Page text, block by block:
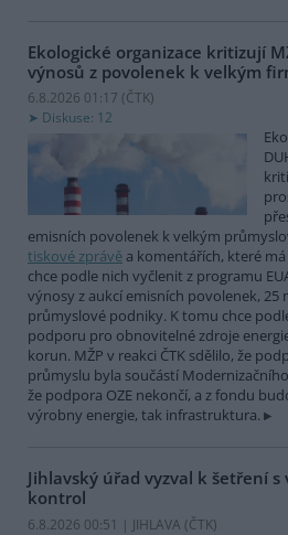
Ekologické organizace kritizují
výnosů z povolenek k velkým
6.8.2026 01:17 (ČTK)
Diskuse: 12
emisních povolenek k velkým
tiskové zprávě a komentářích, které má
chce podle nich vyčlenit z programu
výnosy z aukcí emisních povolenek,
průmyslové podniky. K tomu chce
podporu pro obnovitelné zdroje
korun. MŽP v reakci ČTK sdělilo, že
průmyslu byla součástí
že podpora OZE nekončí, a z fondu
výrobny energie, tak infrastruktura.
Jihlavský úřad vyzval k šetření
kontrol
6.8.2026 00:51 | JIHLAVA (ČTK)